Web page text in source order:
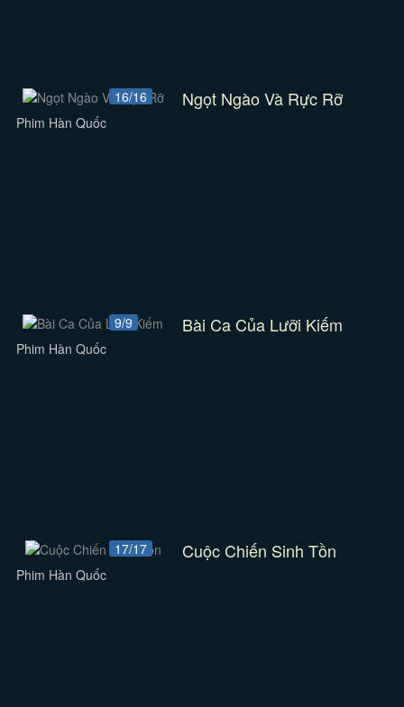
16/16 Ngọt Ngào Và Rực Rỡ
Phim Hàn Quốc
9/9 Bài Ca Của Lưỡi Kiếm
Phim Hàn Quốc
17/17 Cuộc Chiến Sinh Tồn
Phim Hàn Quốc